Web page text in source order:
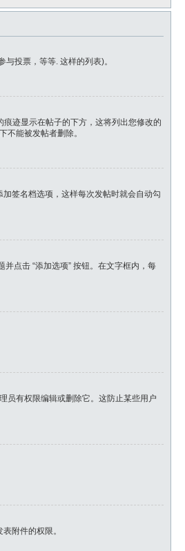
投票，等等. 这样的列表)。
迹显示在帖子的下方，这将列出您修改的
不能被发帖者删除。
签名档选项，这样每次发帖时就会自动勾
点击 “添加选项” 按钮。在文字框内，每
员有权限编辑或删除它。这防止某些用户
附件的权限。